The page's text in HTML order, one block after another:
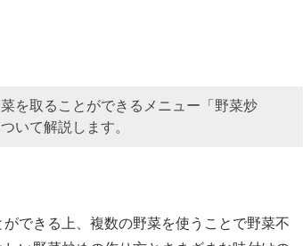
を取ることができるメニュー「野菜炒
いて解説します。
できる上、複数の野菜を使うことで野菜不